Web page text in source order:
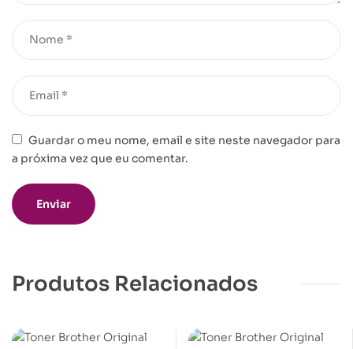
Guardar o meu nome, email e site neste navegador para
a próxima vez que eu comentar.
Produtos Relacionados